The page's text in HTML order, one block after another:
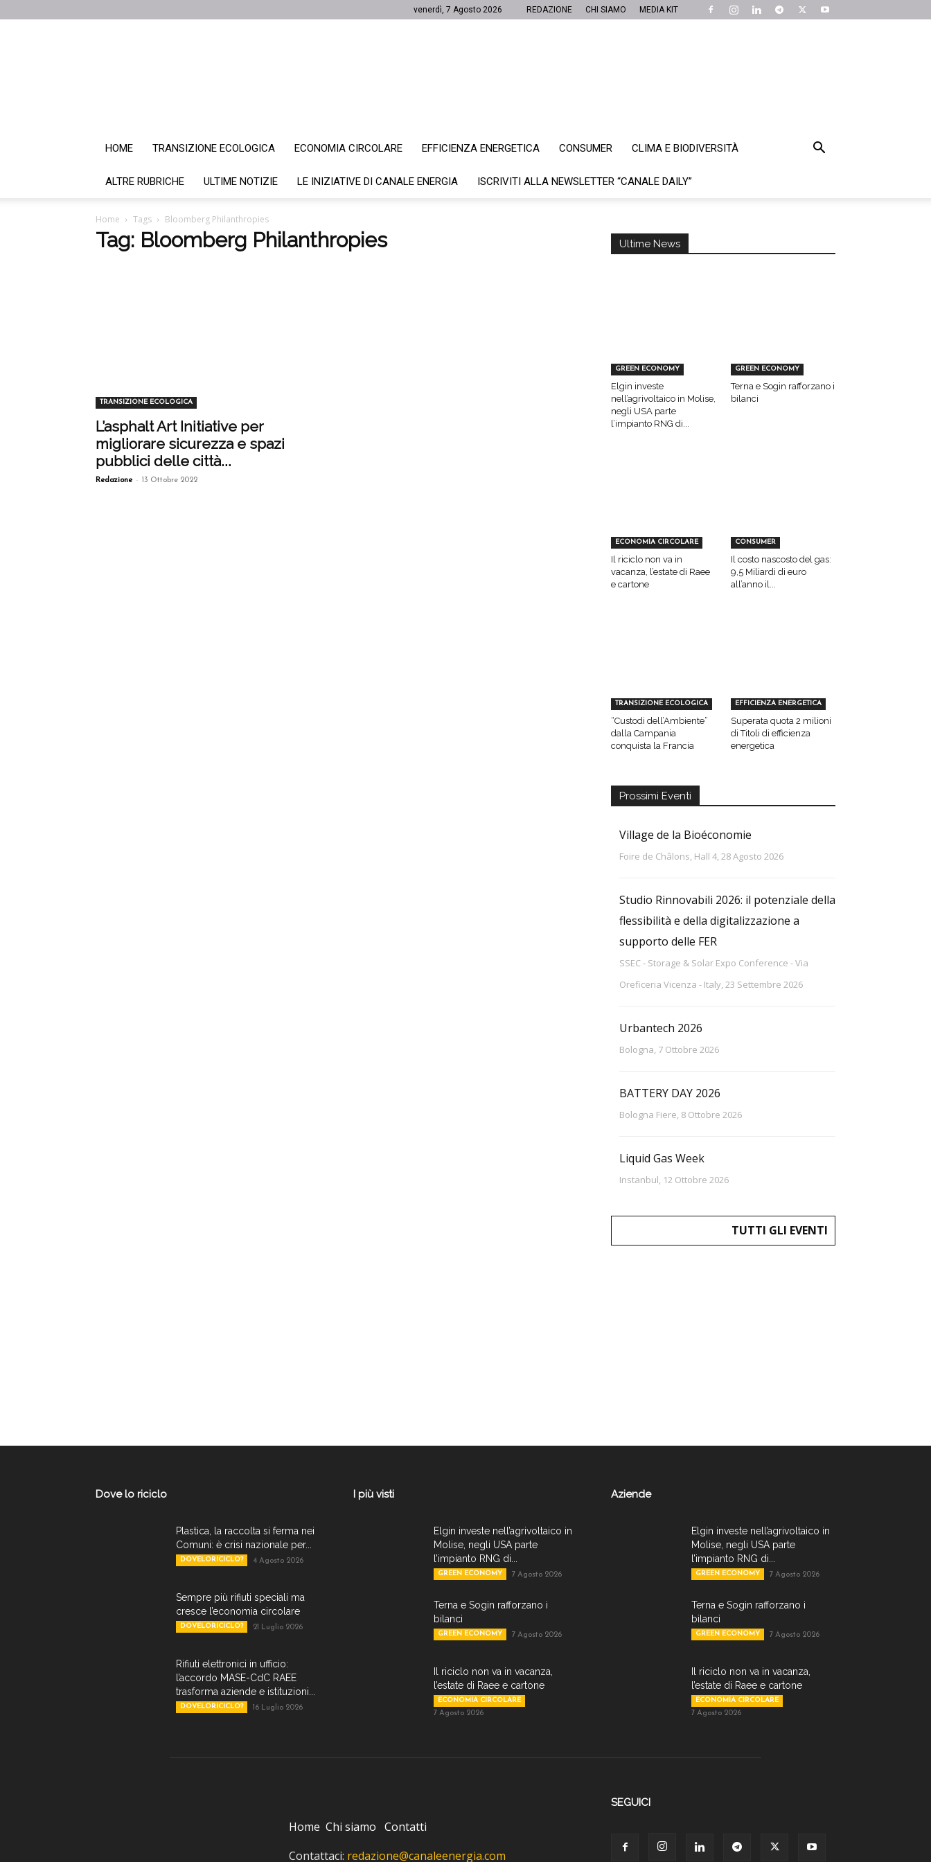
venerdì, 7 Agosto 2026 REDAZIONE CHI SIAMO MEDIA KIT
HOME TRANSIZIONE ECOLOGICA ECONOMIA CIRCOLARE EFFICIENZA ENERGETICA CONSUMER CLIMA E BIODIVERSITÀ
ALTRE RUBRICHE ULTIME NOTIZIE LE INIZIATIVE DI CANALE ENERGIA ISCRIVITI ALLA NEWSLETTER “CANALE DAILY”
Home Tags Bloomberg Philanthropies
Tag: Bloomberg Philanthropies
TRANSIZIONE ECOLOGICA
L’asphalt Art Initiative per
migliorare sicurezza e spazi
pubblici delle città...
Redazione - 13 Ottobre 2022
Ultime News
GREEN ECONOMY
Elgin investe
nell’agrivoltaico in Molise,
negli USA parte
l’impianto RNG di...
GREEN ECONOMY
Terna e Sogin rafforzano i
bilanci
ECONOMIA CIRCOLARE
Il riciclo non va in
vacanza, l’estate di Raee
e cartone
CONSUMER
Il costo nascosto del gas:
9,5 Miliardi di euro
all’anno il...
TRANSIZIONE ECOLOGICA
“Custodi dell’Ambiente”
dalla Campania
conquista la Francia
EFFICIENZA ENERGETICA
Superata quota 2 milioni
di Titoli di efficienza
energetica
Prossimi Eventi
Village de la Bioéconomie
Foire de Châlons, Hall 4, 28 Agosto 2026
Studio Rinnovabili 2026: il potenziale della
flessibilità e della digitalizzazione a
supporto delle FER
SSEC - Storage & Solar Expo Conference - Via
Oreficeria Vicenza - Italy, 23 Settembre 2026
Urbantech 2026
Bologna, 7 Ottobre 2026
BATTERY DAY 2026
Bologna Fiere, 8 Ottobre 2026
Liquid Gas Week
Instanbul, 12 Ottobre 2026
TUTTI GLI EVENTI
Dove lo riciclo
Plastica, la raccolta si ferma nei
Comuni: è crisi nazionale per...
DOVELORICICLO? 4 Agosto 2026
Sempre più rifiuti speciali ma
cresce l’economia circolare
DOVELORICICLO? 21 Luglio 2026
Rifiuti elettronici in ufficio:
l’accordo MASE-CdC RAEE
trasforma aziende e istituzioni...
DOVELORICICLO? 16 Luglio 2026
I più visti
Elgin investe nell’agrivoltaico in
Molise, negli USA parte
l’impianto RNG di...
GREEN ECONOMY 7 Agosto 2026
Terna e Sogin rafforzano i
bilanci
GREEN ECONOMY 7 Agosto 2026
Il riciclo non va in vacanza,
l’estate di Raee e cartone
ECONOMIA CIRCOLARE
7 Agosto 2026
Aziende
Elgin investe nell’agrivoltaico in
Molise, negli USA parte
l’impianto RNG di...
GREEN ECONOMY 7 Agosto 2026
Terna e Sogin rafforzano i
bilanci
GREEN ECONOMY 7 Agosto 2026
Il riciclo non va in vacanza,
l’estate di Raee e cartone
ECONOMIA CIRCOLARE
7 Agosto 2026
Home Chi siamo Contatti
Contattaci: redazione@canaleenergia.com
SEGUICI